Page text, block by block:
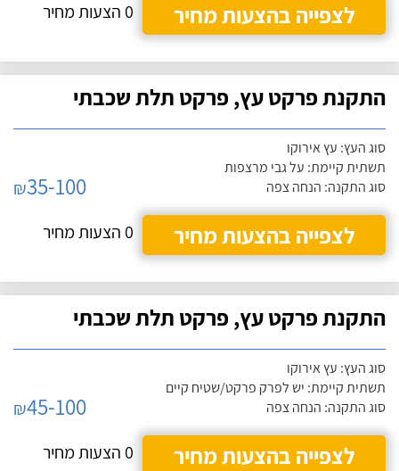
לצפייה בהצעות מחיר 0 הצעות מחיר
התקנת פרקט עץ, פרקט תלת שכבתי
סוג העץ: עץ אירוקו
תשתית קיימת: על גבי מרצפות
סוג התקנה: הנחה צפה
₪35-100
לצפייה בהצעות מחיר
0 הצעות מחיר
התקנת פרקט עץ, פרקט תלת שכבתי
סוג העץ: עץ אירוקו
תשתית קיימת: יש לפרק פרקט/שטיח קיים
סוג התקנה: הנחה צפה
₪45-100
לצפייה בהצעות מחיר
0 הצעות מחיר